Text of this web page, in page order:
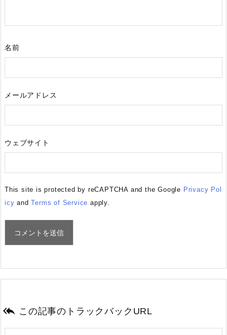
名前
メールアドレス
ウェブサイト
This site is protected by reCAPTCHA and the Google Privacy Pol
icy andTerms of Service apply.
 この記事のトラックバックURL